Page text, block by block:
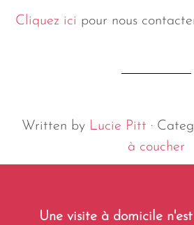
Cliquez ici pour nous
Written by Lucie Pitt ·
à coucher
Une visite à domicile